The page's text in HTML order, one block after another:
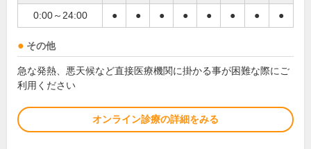
0:00～24:00 ● ● ● ● ● ● ● ●
その他
急な発熱、悪天候など直接医療機関に掛かる事が困難な際にご
利用ください
オンライン診療の詳細をみる